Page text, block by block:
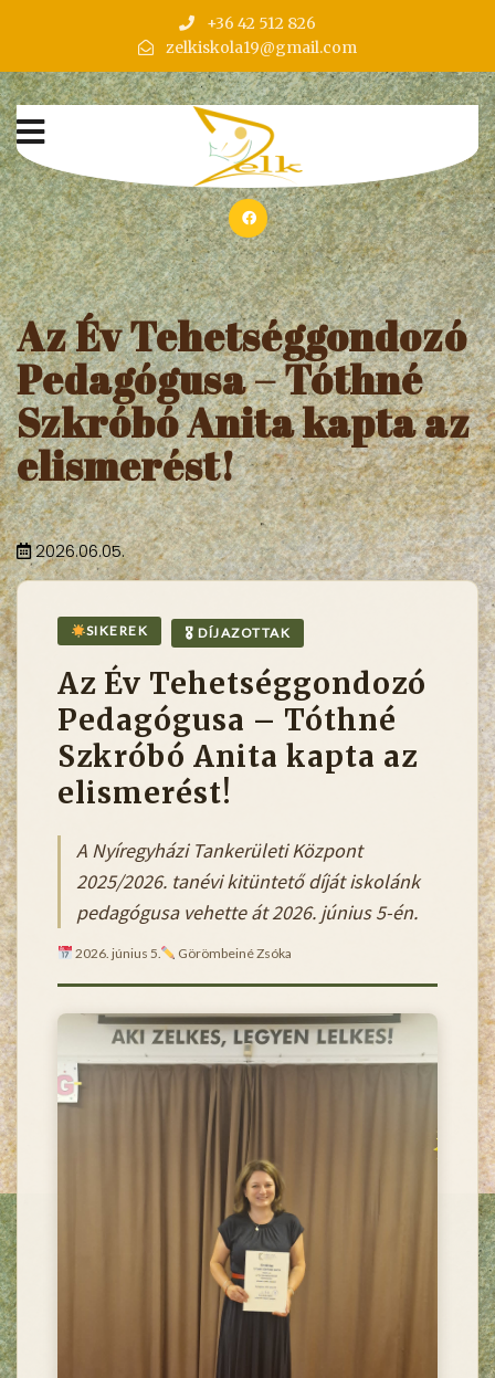
+36 42 512 826
zelkiskola19@gmail.com
Az Év Tehetséggondozó
Pedagógusa – Tóthné
Szkróbó Anita kapta az
elismerést!
2026.06.05.
SIKEREK 🎖 DÍJAZOTTAK
Az Év Tehetséggondozó
Pedagógusa – Tóthné
Szkróbó Anita kapta az
elismerést!
A Nyíregyházi Tankerületi Központ
2025/2026. tanévi kitüntető díját iskolánk
pedagógusa vehette át 2026. június 5-én.
2026. június 5. Görömbeiné Zsóka